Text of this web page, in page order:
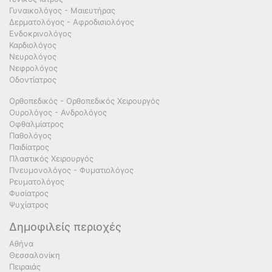
Γυναικολόγος - Μαιευτήρας
Δερματολόγος - Αφροδισιολόγος
Ενδοκρινολόγος
Καρδιολόγος
Νευρολόγος
Νεφρολόγος
Οδοντίατρος
Ορθοπεδικός - Ορθοπεδικός Χειρουργός
Ουρολόγος - Ανδρολόγος
Οφθαλμίατρος
Παθολόγος
Παιδίατρος
Πλαστικός Χειρουργός
Πνευμονολόγος - Φυματιολόγος
Ρευματολόγος
Φυσίατρος
Ψυχίατρος
Δημοφιλείς περιοχές
Αθήνα
Θεσσαλονίκη
Πειραιάς